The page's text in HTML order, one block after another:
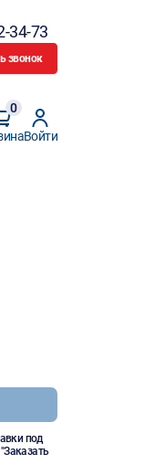
34-73
звонок
0
Войти
под